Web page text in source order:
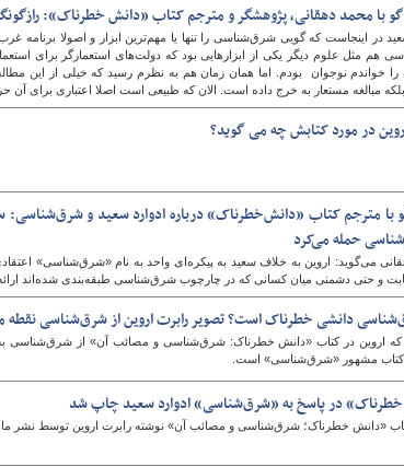
با محمد دهقانی، پژوهشگر و مترجم کتاب «دانش خطرناک»:
در اینجاست که گویی شرق‌شناسی را تنها یا مهم‌ترین ابزار و اصولا برنامه
هم مثل علوم دیگر یکی از ابزارهایی بود که دولت‌های استعمارگر برای
را خواندم نوجوان بودم. اما همان زمان هم به نظرم رسید که خیلی از این
مبالغه مستعار به خرج داده است. الان که طبیعی است اصلا اعتباری برای آن
در مورد کتابش چه می گوید؟
مترجم کتاب «دانش‌خطرناک» درباره ادوارد سعید و شرق‌شناسی:
حمله می‌کرد
می‌گوید: اروین به خلاف سعید به پیکره‌ای واحد به نام «شرق‌شناسی»
و حتی دشمنی میان کسانی که در چارچوب شرق‌شناسی طبقه‌بندی شده‌اند
دانشی خطرناک است؟ تصویر رابرت اروین از شرق‌شناسی نقطه
اروین در کتاب «دانش خطرناک: شرق‌شناسی و مصائب آن» از شرق‌شناسی به
کتاب مشهور «شرق‌شناسی» است.
در پاسخ به «شرق‌شناسی» ادوارد سعید چاپ شد
«دانش خطرناک؛ شرق‌شناسی و مصائب آن» نوشته رابرت اروین توسط نشر